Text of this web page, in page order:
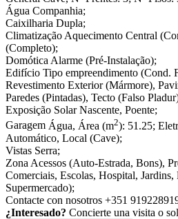
Água Companhia;
Caixilharia Dupla;
Climatização Aquecimento Central
(Completo);
Domótica Alarme (Pré-Instalação);
Edifício Tipo empreendimento (Cond.
Revestimento Exterior (Mármore),
Paredes (Pintadas), Tecto (Falso
Exposição Solar Nascente, Poente;
Garagem Água, Área (m2): 51.25;
Automático, Local (Cave);
Vistas Serra;
Zona Acessos (Auto-Estrada, Bons),
Comerciais, Escolas, Hospital, Jardins,
Supermercado);
Contacte con nosotros +351
¿Interesado? Concierte una visita o